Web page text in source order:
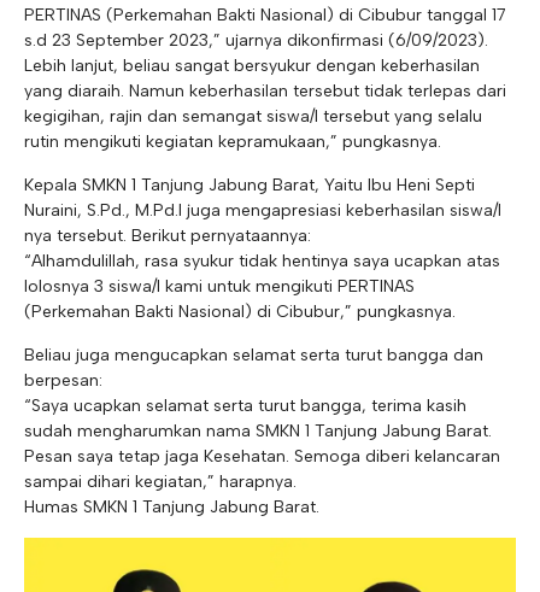
PERTINAS (Perkemahan Bakti Nasional) di Cibubur tanggal 17
s.d 23 September 2023,” ujarnya dikonfirmasi (6/09/2023).
Lebih lanjut, beliau sangat bersyukur dengan keberhasilan
yang diaraih. Namun keberhasilan tersebut tidak terlepas dari
kegigihan, rajin dan semangat siswa/I tersebut yang selalu
rutin mengikuti kegiatan kepramukaan,” pungkasnya.
Kepala SMKN 1 Tanjung Jabung Barat, Yaitu Ibu Heni Septi
Nuraini, S.Pd., M.Pd.I juga mengapresiasi keberhasilan siswa/I
nya tersebut. Berikut pernyataannya:
“Alhamdulillah, rasa syukur tidak hentinya saya ucapkan atas
lolosnya 3 siswa/I kami untuk mengikuti PERTINAS
(Perkemahan Bakti Nasional) di Cibubur,” pungkasnya.
Beliau juga mengucapkan selamat serta turut bangga dan
berpesan:
“Saya ucapkan selamat serta turut bangga, terima kasih
sudah mengharumkan nama SMKN 1 Tanjung Jabung Barat.
Pesan saya tetap jaga Kesehatan. Semoga diberi kelancaran
sampai dihari kegiatan,” harapnya.
Humas SMKN 1 Tanjung Jabung Barat.